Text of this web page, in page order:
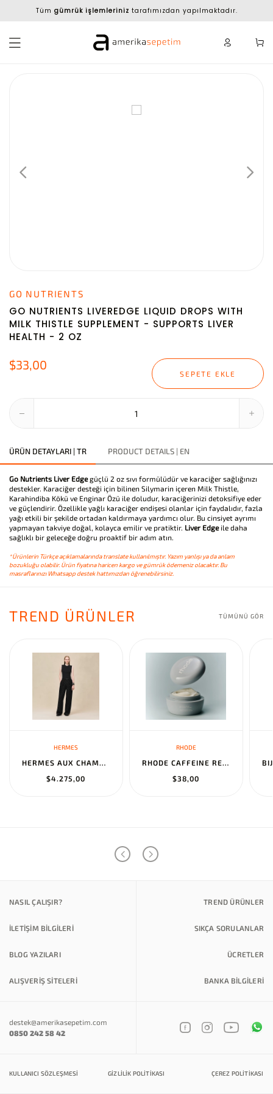
Tüm gümrük işlemleriniz tarafımızdan yapılmaktadır.
GO NUTRIENTS
GO NUTRIENTS LIVEREDGE LIQUID DROPS WITH
MILK THISTLE SUPPLEMENT - SUPPORTS LIVER
HEALTH - 2 OZ
$33,00
SEPETE EKLE
ÜRÜN DETAYLARI | TR PRODUCT DETAILS | EN
Go Nutrients Liver Edgegüçlü 2 oz sıvı formülüdür ve karaciğer sağlığınızı
destekler. Karaciğer desteği için bilinen Silymarin içeren Milk Thistle,
Karahindiba Kökü ve Enginar Özü ile doludur, karaciğerinizi detoksifiye eder
ve güçlendirir. Özellikle yağlı karaciğer endişesi olanlar için faydalıdır, fazla
yağı etkili bir şekilde ortadan kaldırmaya yardımcı olur. Bu cinsiyet ayrımı
yapmayan takviye doğal, kolayca emilir ve pratiktir. Liver Edgeile daha
sağlıklı bir geleceğe doğru proaktif bir adım atın.
*Ürünlerin Türkçe açıklamalarında translate kullanılmıştır. Yazım yanlışı ya da anlam
bozukluğu olabilir. Ürün fiyatına haricen kargo ve gümrük ödemeniz olacaktır. Bu
masraflarınızı Whatsapp destek hattımızdan öğrenebilirsiniz.
TREND ÜRÜNLER TÜMÜNÜ GÖR
HERMES
HERMES AUX CHAMPS EN FLEURS" PANTS NOIR
$4.275,00
RHODE
RHODE CAFFEINE RESET SCULPTING CREAM MASK
$38,00
NASIL ÇALIŞIR? TREND ÜRÜNLER
İLETİŞİM BİLGİLERİ SIKÇA SORULANLAR
BLOG YAZILARI ÜCRETLER
ALIŞVERİŞ SİTELERİ BANKA BILGILERI
destek@amerikasepetim.com
0850 242 58 42
KULLANICI SÖZLEŞMESI GIZLILIK POLITIKASI ÇEREZ POLITIKASI